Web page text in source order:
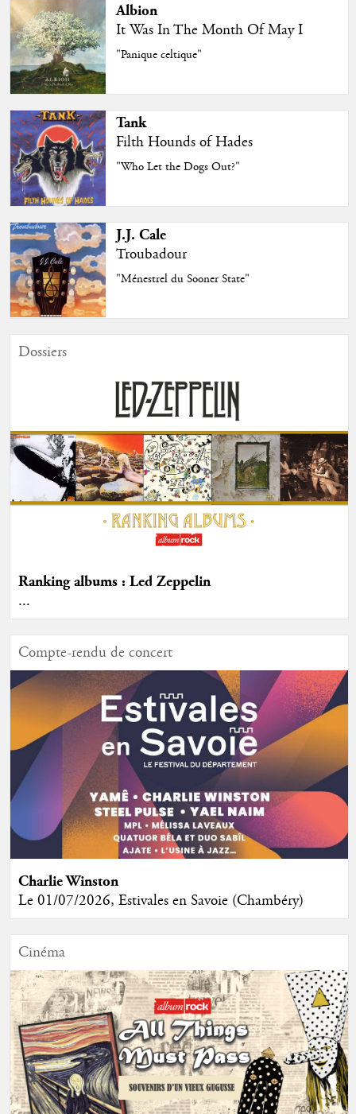
Albion
It Was In The Month Of May I
"Panique celtique"
Tank
Filth Hounds of Hades
"Who Let the Dogs Out?"
J.J. Cale
Troubadour
"Ménestrel du Sooner State"
Dossiers
Ranking albums : Led Zeppelin
...
Compte-rendu de concert
Charlie Winston
Le 01/07/2026, Estivales en Savoie (Chambéry)
Cinéma